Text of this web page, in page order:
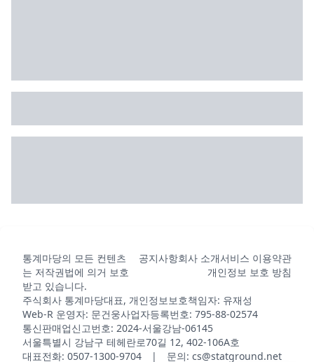
통계마당의 모든 컨텐츠
는 저작권법에 의거 보호
받고 있습니다.
공지사항회사 소개서비스 이용약관
개인정보 보호 방침
주식회사 통계마당대표, 개인정보보호책임자: 유재성
Web-R 운영자: 문건웅사업자등록번호: 795-88-02574
통신판매업신고번호: 2024-서울강남-06145
서울특별시 강남구 테헤란로70길 12, 402-106A호
대표전화: 0507-1300-9704 | 문의: cs@statground.net